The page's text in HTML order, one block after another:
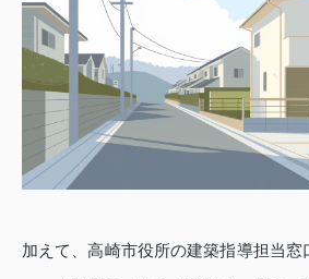
加えて、高崎市役所の建築指導担当窓